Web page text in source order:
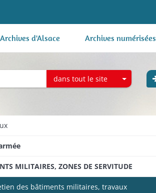
d'Alsace Archives numérisées
dans tout le site
MILITAIRES, ZONES DE SERVITUDE
des bâtiments militaires, travaux